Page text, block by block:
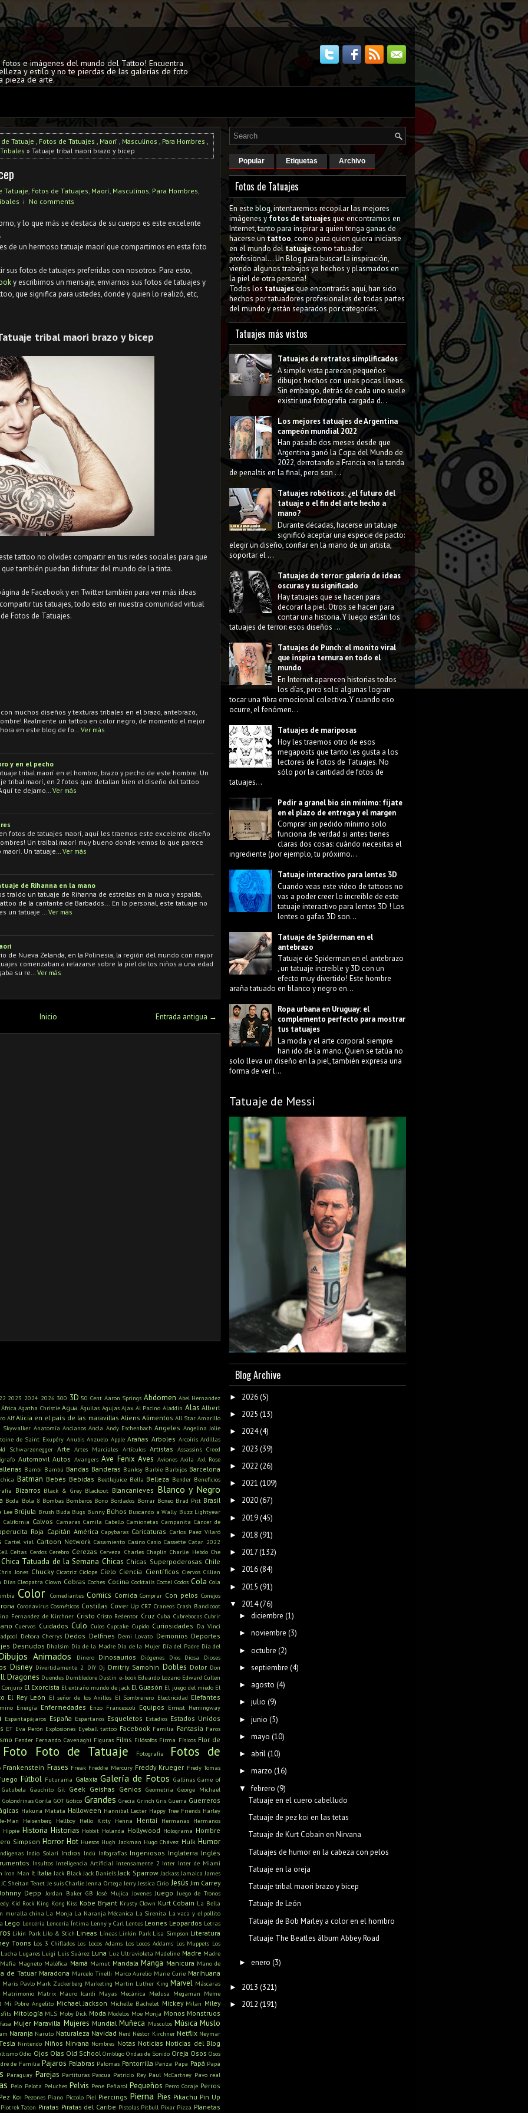
e imágenes del mundo del Tattoo! Encuentra
y estilo y no te pierdas de las galerías de foto
pieza de arte.
Tatuaje , Fotos de Tatuajes , Maorí , Masculinos , Para Hombres ,
Tribales » Tatuaje tribal maori brazo y bicep
Tatuaje, Fotos de Tatuajes, Maorí, Masculinos, Para Hombres,
No comments
y lo que más se destaca de su cuerpo es este excelente
.
de un hermoso tatuaje maorí que compartimos en esta foto
sus fotos de tatuajes preferidas con nosotros. Para esto,
y escribirnos un mensaje, enviarnos sus fotos de tatuajes y
que significa para ustedes, donde y quien lo realizó, etc,
tribal maori brazo y bicep
tattoo no olvides compartir en tus redes sociales para que
también puedan disfrutar del mundo de la tinta.
de Facebook y en Twitter también para ver más ideas
tus tatuajes, todo esto en nuestra comunidad virtual
de Fotos de Tatuajes.
muchos diseños y texturas tribales en el brazo, antebrazo,
Realmente un tattoo en color negro, de momento el mejor
en este blog de fo…
Ver más
y en el pecho
tribal maorí en el hombro, brazo y pecho de este hombre. Un
tribal maorí, en 2 fotos que detallan bien el diseño del tattoo
te dejamo…
Ver más
fotos de tatuajes maorí, aquí les traemos este excelente diseño
Un traibal maorí muy bueno donde vemos lo que parece
Un tatuaje…
Ver más
de Rihanna en la mano
traído un tatuaje de Rihanna de estrellas en la nuca y espalda,
de la cantante de Barbados... En lo personal, este tatuaje no
un tatuaje …
Ver más
de Nueva Zelanda, en la Polinesia, la región del mundo con mayor
comenzaban a relazarse sobre la piel de los niños a una edad
su re…
Ver más
Entrada antigua →
Inicio
2023 2024 2026 300 3D 50 Cent Aaron Springs Abdomen Abel Hernandez
África Agatha Christie Agua Águilas Agujas Ajax Al Pacino Aladdin Alas Albert
Alf Alicia en el país de las maravillas Aliens Alimentos All Star Amarillo
Skywalker Anatomía Ancianos Ancla Andy Eschenbach Angeles Angelina Jolie
de Saint Exupéry Anubis Anzuelo Apple Arañas Arboles Arcoíris Ardillas
Schwarzenegger Arte Artes Marciales Artículos Artistas Assassin's Creed
Automovil Autos Avangers Ave Fenix Aves Aviones Axila Axl Rose
Bambi Bambú Bandas Banderas Banksy Barbie Barbijos Barcelona
Batman Bebés Bebidas Beetlejuice Bella Belleza Bender Beneficios
Bizarros Black & Grey Blackout Blancanieves Blanco y Negro
Boda Bola 8 Bombas Bomberos Bono Bordados Borrar Boxeo Brad Pitt Brasil
Lee Brújula Brush Buda Bugs Bunny Búhos Buscando a Wally Buzz Lightyear
California Calvos Camaras Camila Cabello Camionetas Campanita Cáncer de
Roja Capitán América Capybaras Caricaturas Carlos Paez Vilaró
Cartel víal Cartoon Network Casamiento Casino Casio Cassette Catar 2022
Celtas Cerdos Cerebro Cerezas Cerveza Charles Chaplin Charlie Hebdo Che
Chica Tatuada de la Semana Chicas Chicas Superpoderosas Chile
Jones Chucky Cicatriz Cíclope Cielo Ciencia Científicos Ciervos Cillian
Días Cleopatra Clown Cobras Coches Cocina Cocktails Coctel Codos Cola Cola
Color Comediantes Comics Comida Comprar Con pelos Conejos
Coronavirus Cosméticos Costillas Cover Up CR7 Craneos Crash Bandicoot
Fernandez de Kirchner Cristo Cristo Redentor Cruz Cuba Cubrebocas Cubrir
Cuervos Cuidados Culo Culos Cupcake Cupido Curiosidades Da Vinci
Debora Cherrys Dedos Delfines Demi Lovato Demonios Deportes
Desnudos Dhalsim Día de la Madre Día de la Mujer Día del Padre Día del
Animados Dinero Dinosaurios Diógenes Dios Diosa
Dioses
Disney Divertidamente 2 DIY Dj Dmitriy Samohin Dobles Dolor Don
Dragones Duendes Dumbledore Dustin e-book Eduardo Lozano Edward Cullen
Conjuro El Exorcista El extraño mundo de jack El Guasón El juego del miedo El
El Rey León El señor de los Anillos El Sombrerero Electricidad Elefantes
Energía Enfermedades Enzo Francescoli Equipos Ernest Hemingway
Espantapájaros España Espartanos Esqueletos Estadios Estados Unidos
ET Eva Perón Explosiones Eyeball tattoo Facebook Familia Fantasía Faros
Fender Fernando Cavenaghi Figuras Films Filósofos Firma Físicos Flor de
Foto Foto de Tatuaje Fotografía
Fotos de
Frankenstein Frases Freak Freddie Mercury Freddy Krueger Fredy Tomas
Fútbol Futurama Galaxia Galería de Fotos Gallinas Game of
Gatubela Gauchito Gil Geek Geishas Genios Geometría George Michael
Golondrinas Gorila GOT Gótico Grandes Grecia Grinch Gris Guerra Guerreros
Hakuna Matata Halloween Hannibal Lecter Happy Tree Friends Harley
Man Heisenberg Hellboy Hello Kitty Henna Hentai Hermanas Hermanos
Hippie Historia Historias Hobbit Holanda Hollywood Holograma Hombre
Simpson Horror Hot Huesos Hugh Jackman Hugo Chávez Hulk Humor
Indio Solari Indios Indú Infografías Ingeniosos Inglaterra Inglés
Insultos Inteligencia Artificial Intensamente 2 Inter Inter de Miami
Iron Man It Italia Jack Black Jack Daniel's Jack Sparrow Jackass Jamaica James
JC Sheitan Tenet Je suis Charlie Jenna Ortega Jerry Jessica Cirio Jesús Jim Carrey
Johnny Depp Jordan Baker GB José Mujica Jovenes Juego Juego de Tronos
Kid Rock King Kong Kiss Kobe Bryant Krusty Clown Kurt Cobain La Bella
muralla china La Monja La Naranja Mécanica La Sirenita La vaca y el pollito
Lego Lencería Lencería Íntima Lenny y Carl Lentes Leones Leopardos Letras
Likin Park Lilo & Stich Lineas Líneas Linkin Park Lisa Simpson Literatura
Toons Los 3 Chiflados Los Locos Adams Los Locos Addams Los Muppets Los
Lucha Lugares Luigi Luis Suárez Luna Luz Ultravioleta Madeline Madre Madre
Mafia Magneto Maléfica Mamá Mamut Mandala Manga Manicura Mano de
de Tatuar Maradona Marcelo Tinelli Marco Aurelio Marie Curie Marihuana
Maris Pavlo Mark Zuckerberg Marketing Martin Luther King Marvel Máscaras
Matrimonio Matrix Mauro Icardi Mayas Mecánica Medusa Megaman Meme
Mi Pobre Angelito Michael Jackson Michelle Bachelet Mickey Milan Miley
Mitología MLS Moby Dick Moda Modelos Moe Monja Monos Monstruos
Mujer Maravilla Mujeres Mundial Muñeca Musculos Música Muslo
Naranja Naruto Naturaleza Navidad Nerd Néstor Kirchner Netflix Neymar
Nintendo Niños Nirvana Nombres Notas Noticias Noticias del Blog
Odio Ojos Olas Old School Ombligo Ondas de Sonido Oreja Osos Osos
de Familia Pajaros Palabras Palomas Pantorrilla Panza Papa Papá Papá
Paraguay Parejas Partituras Pascua Patricio Rey Paul McCartney Pavo real
Pelo Pelota Peluches Pelvis Pene Peñarol Pequeños Perro Coraje Perros
Pez Koi Pezones Piano Piccolo Piel Piercings Pierna Pies Pikachu Pin Up
Piotrek Taton Piratas Piratas del Caribe Pistolas Pitbull Pixar Pizza Planetas
Popular Etiquetas Archivo
Fotos de Tatuajes
En este blog, intentaremos recopilar las mejores
imágenes y fotos de tatuajesque encontramos en
Internet, tanto para inspirar a quien tenga ganas de
hacerse un tattoo, como para quien quiera iniciarse
en el mundo del tatuajecomo tatuador
profesional... Un Blog para buscar la inspiración,
viendo algunos trabajos ya hechos y plasmados en
la piel de otra persona!
Todos los tatuajesque encontrarás aquí, han sido
hechos por tatuadores profesionales de todas partes
del mundo y están separados por categorías.
Tatuajes más vistos
Tatuajes de retratos simplificados
A simple vista parecen pequeños
dibujos hechos con unas pocas líneas.
Sin embargo, detrás de cada uno suele
existir una fotografía cargada d...
Los mejores tatuajes de Argentina
campeón mundial 2022
Han pasado dos meses desde que
Argentina ganó la Copa del Mundo de
2022, derrotando a Francia en la tanda
de penaltis en la final, pero son ...
Tatuajes robóticos: ¿el futuro del
tatuaje o el fin del arte hecho a
mano?
Durante décadas, hacerse un tatuaje
significó aceptar una especie de pacto:
elegir un diseño, confiar en la mano de un artista,
soportar el ...
Tatuajes de terror: galería de ideas
oscuras y su significado
Hay tatuajes que se hacen para
decorar la piel. Otros se hacen para
contar una historia. Y luego están los
tatuajes de terror: esos diseños ...
Tatuajes de Punch: el monito viral
que inspira ternura en todo el
mundo
En Internet aparecen historias todos
los días, pero solo algunas logran
tocar una fibra emocional colectiva. Y cuando eso
ocurre, el fenómen...
Tatuajes de mariposas
Hoy les traemos otro de esos
megaposts que tanto les gusta a los
lectores de Fotos de Tatuajes. No
sólo por la cantidad de fotos de
tatuajes...
Pedir a granel bio sin mínimo: fíjate
en el plazo de entrega y el margen
Comprar sin pedido mínimo solo
funciona de verdad si antes tienes
claras dos cosas: cuándo necesitas el
ingrediente (por ejemplo, tu próximo...
Tatuaje interactivo para lentes 3D
Cuando veas este video de tattoos no
vas a poder creer lo increíble de este
tatuaje interactivo para lentes 3D ! Los
lentes o gafas 3D son...
Tatuaje de Spiderman en el
antebrazo
Tatuaje de Spiderman en el antebrazo
, un tatuaje increíble y 3D con un
efecto muy divertido! Este hombre
araña tatuado en blanco y negro en...
Ropa urbana en Uruguay: el
complemento perfecto para mostrar
tus tatuajes
La moda y el arte corporal siempre
han ido de la mano. Quien se tatúa no
solo lleva un diseño en la piel, también expresa una
forma de ver l...
Tatuaje de Messi
Blog Archive
► 2026(5)
► 2025 (13)
► 2024(4)
► 2023 (39)
► 2022 (26)
► 2021 (109)
► 2020(67)
► 2019(45)
► 2018 (91)
► 2017(132)
► 2016(84)
► 2015 (91)
▼ 2014(76)
► diciembre (1)
► noviembre (3)
► octubre (2)
► septiembre (4)
► agosto (4)
► julio (9)
► junio (5)
► mayo (10)
► abril (10)
► marzo (16)
▼ febrero (9)
Tatuaje en el cuero cabelludo
Tatuaje de pez koi en las tetas
Tatuaje de Kurt Cobain en Nirvana
Tatuajes de humor en la cabeza con pelos
Tatuaje en la oreja
Tatuaje tribal maori brazo y bicep
Tatuaje de León
Tatuaje de Bob Marley a color en el hombro
Tatuaje The Beatles álbum Abbey Road
► enero (3)
► 2013 (321)
► 2012 (191)